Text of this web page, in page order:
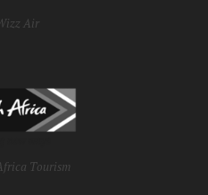
Air
Tourism